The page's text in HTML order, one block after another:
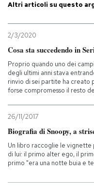
NEWSLETTER
SHOP
CALENDARIO
Entra
Altri articoli su questo
2/3/2020
Cosa sta succedendo in
Proprio quando uno dei
degli ultimi anni stava
rinvio di sei partite ha creato
forse compromesso il resto
26/11/2017
Biografia di Snoopy, a
Un libro raccoglie le vignette
di lui: il primo alter ego, il
primo "era una notte buia e